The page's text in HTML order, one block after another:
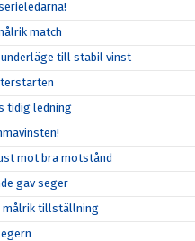
match
underläge till stabil vinst
tidig ledning
mot bra motstånd
gav seger
målrik tillställning